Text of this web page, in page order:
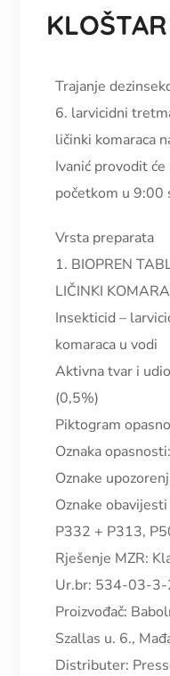
Trajanje
6. larvicidni
ličinki komaraca
Ivanić provodit
početkom u 9:00
Vrsta preparata
1. BIOPREN
LIČINKI
Insekticid –
komaraca u vodi
Aktivna tvar i
(0,5%)
Piktogram
Oznaka
Oznake
Oznake
P332 + P313,
Rješenje MZR:
Ur.br: 534-03-
Proizvođač:
Szallas u. 6.,
Distributer: